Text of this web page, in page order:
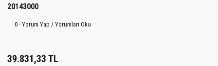
20143000
0 - Yorum Yap / Yorumları Oku
39.831,33 TL